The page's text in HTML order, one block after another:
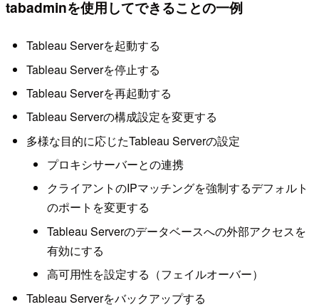
tabadminを使用してできることの一例
Tableau Serverを起動する
Tableau Serverを停止する
Tableau Serverを再起動する
Tableau Serverの構成設定を変更する
多様な目的に応じたTableau Serverの設定
プロキシサーバーとの連携
クライアントのIPマッチングを強制するデフォルト
のポートを変更する
Tableau Serverのデータベースへの外部アクセスを
有効にする
高可用性を設定する（フェイルオーバー）
Tableau Serverをバックアップする